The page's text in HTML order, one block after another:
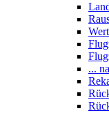
...